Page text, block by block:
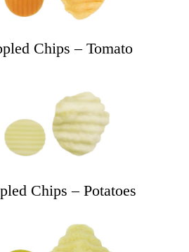
Chips – Tomato
Chips – Potatoes